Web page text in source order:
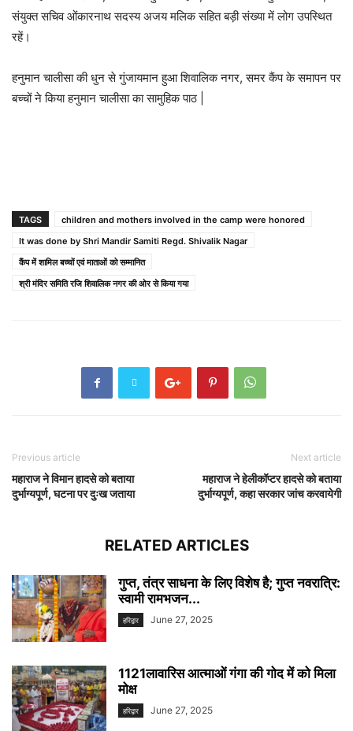
संयुक्त सचिव ओंकारनाथ सदस्य अजय मलिक सहित बड़ी संख्या में लोग उपस्थित
रहें।
हनुमान चालीसा की धुन से गुंजायमान हुआ शिवालिक नगर, समर कैंप के समापन पर
बच्चों ने किया हनुमान चालीसा का सामुहिक पाठ |
TAGS
children and mothers involved in the camp were honored
It was done by Shri Mandir Samiti Regd. Shivalik Nagar
कैंप में शामिल बच्चों एवं माताओं को सम्मानित
श्री मंदिर समिति रजि शिवालिक नगर की ओर से किया गया
Previous article
महाराज ने विमान हादसे को बताया
दुर्भाग्यपूर्ण, घटना पर दुःख जताया
Next article
महाराज ने हेलीकॉप्टर हादसे को बताया
दुर्भाग्यपूर्ण, कहा सरकार जांच करवायेगी
RELATED ARTICLES
गुप्त, तंत्र साधना के लिए विशेष है; गुप्त नवरात्रि:
स्वामी रामभजन...
हरिद्वार June 27, 2025
1121लावारिस आत्माओं गंगा की गोद में को मिला
मोक्ष
हरिद्वार June 27, 2025